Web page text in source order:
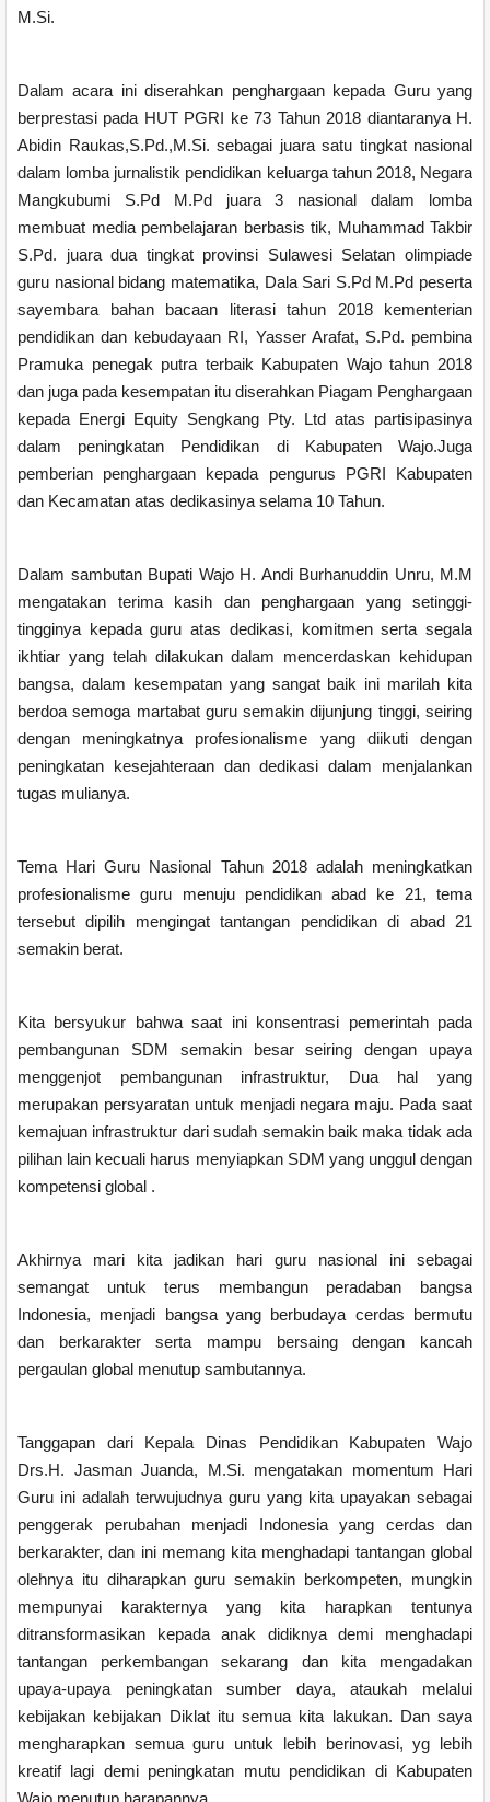
M.Si.
Dalam acara ini diserahkan penghargaan kepada Guru yang
berprestasi pada HUT PGRI ke 73 Tahun 2018 diantaranya H.
Abidin Raukas,S.Pd.,M.Si. sebagai juara satu tingkat nasional
dalam lomba jurnalistik pendidikan keluarga tahun 2018, Negara
Mangkubumi S.Pd M.Pd juara 3 nasional dalam lomba
membuat media pembelajaran berbasis tik, Muhammad Takbir
S.Pd. juara dua tingkat provinsi Sulawesi Selatan olimpiade
guru nasional bidang matematika, Dala Sari S.Pd M.Pd peserta
sayembara bahan bacaan literasi tahun 2018 kementerian
pendidikan dan kebudayaan RI, Yasser Arafat, S.Pd. pembina
Pramuka penegak putra terbaik Kabupaten Wajo tahun 2018
dan juga pada kesempatan itu diserahkan Piagam Penghargaan
kepada Energi Equity Sengkang Pty. Ltd atas partisipasinya
dalam peningkatan Pendidikan di Kabupaten Wajo.Juga
pemberian penghargaan kepada pengurus PGRI Kabupaten
dan Kecamatan atas dedikasinya selama 10 Tahun.
Dalam sambutan Bupati Wajo H. Andi Burhanuddin Unru, M.M
mengatakan terima kasih dan penghargaan yang setinggi-
tingginya kepada guru atas dedikasi, komitmen serta segala
ikhtiar yang telah dilakukan dalam mencerdaskan kehidupan
bangsa, dalam kesempatan yang sangat baik ini marilah kita
berdoa semoga martabat guru semakin dijunjung tinggi, seiring
dengan meningkatnya profesionalisme yang diikuti dengan
peningkatan kesejahteraan dan dedikasi dalam menjalankan
tugas mulianya.
Tema Hari Guru Nasional Tahun 2018 adalah meningkatkan
profesionalisme guru menuju pendidikan abad ke 21, tema
tersebut dipilih mengingat tantangan pendidikan di abad 21
semakin berat.
Kita bersyukur bahwa saat ini konsentrasi pemerintah pada
pembangunan SDM semakin besar seiring dengan upaya
menggenjot pembangunan infrastruktur, Dua hal yang
merupakan persyaratan untuk menjadi negara maju. Pada saat
kemajuan infrastruktur dari sudah semakin baik maka tidak ada
pilihan lain kecuali harus menyiapkan SDM yang unggul dengan
kompetensi global .
Akhirnya mari kita jadikan hari guru nasional ini sebagai
semangat untuk terus membangun peradaban bangsa
Indonesia, menjadi bangsa yang berbudaya cerdas bermutu
dan berkarakter serta mampu bersaing dengan kancah
pergaulan global menutup sambutannya.
Tanggapan dari Kepala Dinas Pendidikan Kabupaten Wajo
Drs.H. Jasman Juanda, M.Si. mengatakan momentum Hari
Guru ini adalah terwujudnya guru yang kita upayakan sebagai
penggerak perubahan menjadi Indonesia yang cerdas dan
berkarakter, dan ini memang kita menghadapi tantangan global
olehnya itu diharapkan guru semakin berkompeten, mungkin
mempunyai karakternya yang kita harapkan tentunya
ditransformasikan kepada anak didiknya demi menghadapi
tantangan perkembangan sekarang dan kita mengadakan
upaya-upaya peningkatan sumber daya, ataukah melalui
kebijakan kebijakan Diklat itu semua kita lakukan. Dan saya
mengharapkan semua guru untuk lebih berinovasi, yg lebih
kreatif lagi demi peningkatan mutu pendidikan di Kabupaten
Wajo menutup harapannya.